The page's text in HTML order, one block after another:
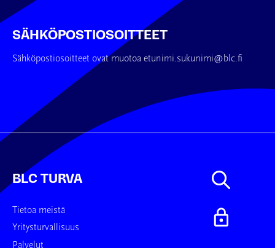
SÄHKÖPOSTIOSOITTEET
Sähköpostiosoitteet ovat muotoa etunimi.sukunimi@blc.fi
BLC TURVA
Tietoa meistä
Yritysturvallisuus
Palvelut